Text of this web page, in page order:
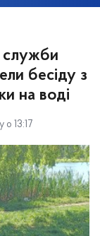
служби
бесіду з
на воді
о 13:17